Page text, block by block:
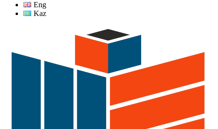
Eng
Kaz